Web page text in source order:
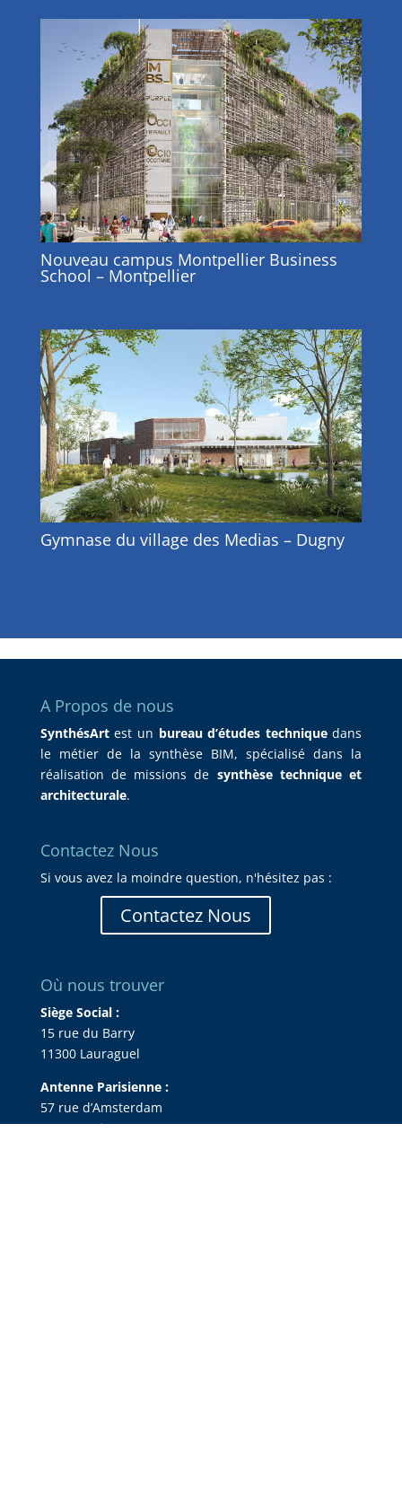
Nouveau campus Montpellier Business
School – Montpellier
Gymnase du village des Medias – Dugny
A Propos de nous
SynthésArtest un bureau d’études techniquedans
le métier de la synthèse BIM, spécialisé dans la
réalisation de missions de synthèse technique et
architecturale.
Contactez Nous
Si vous avez la moindre question, n'hésitez pas :
Contactez Nous
Où nous trouver
Siège Social :
15 rue du Barry
11300 Lauraguel
Antenne Parisienne :
57 rue d’Amsterdam
75008 Paris